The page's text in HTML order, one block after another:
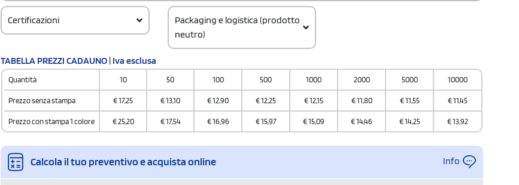
Certificazioni
Packaging e logistica (prodotto
neutro)
62063000
TABELLA PREZZI CADAUNO | Iva esclusa
Quantità 10 50 100 500 1000 2000 5000 10000
Prezzo senza stampa €17,25 €13,10 €12,90 €12,25 €12,15 €11,80 €11,55 €11,45
Prezzo con stampa 1 colore €25,20 €17,54 €16,96 €15,97 €15,09 €14,46 €14,25 €13,92
Calcola il tuo preventivo e acquista online Info